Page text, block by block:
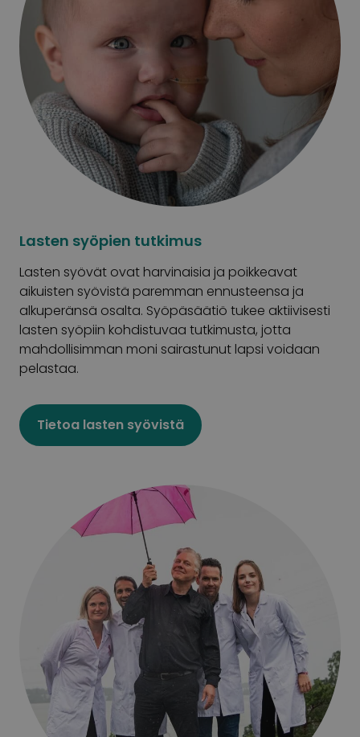
Lasten syöpien tutkimus
Lasten syövät ovat harvinaisia ja poikkeavat
aikuisten syövistä paremman ennusteensa ja
alkuperänsä osalta. Syöpäsäätiö tukee aktiivisesti
lasten syöpiin kohdistuvaa tutkimusta, jotta
mahdollisimman moni sairastunut lapsi voidaan
pelastaa.
Tietoa lasten syövistä